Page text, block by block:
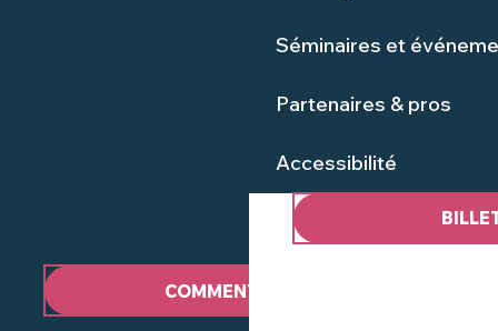
Séminaires et
Partenaires & pros
Accessibilité
COMMENT VENIR ?